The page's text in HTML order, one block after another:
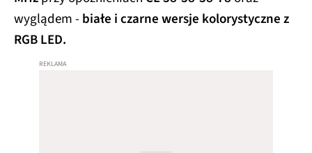
wyglądem -białe i czarne wersje kolorystyczne z
RGB LED.